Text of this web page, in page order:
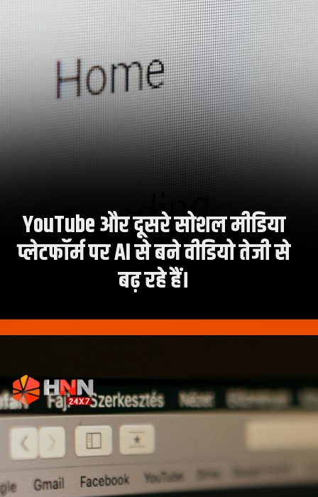
YouTube और दूसरे सोशल मीडिया
प्लेटफॉर्म पर AI से बने वीडियो तेजी से
बढ़ रहे हैं।